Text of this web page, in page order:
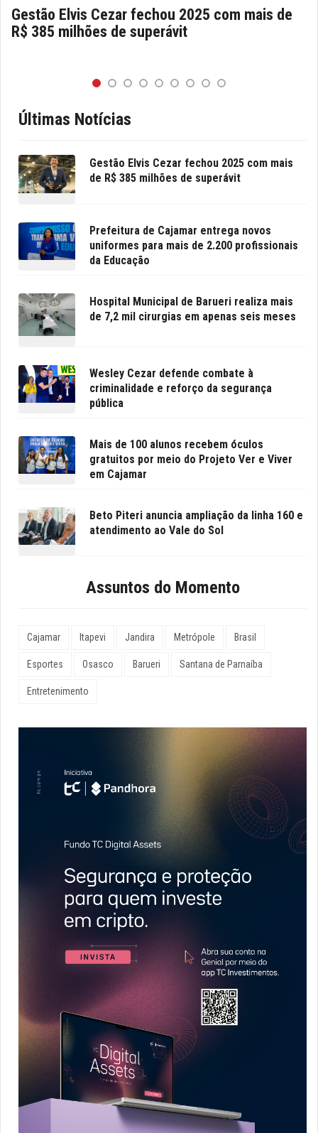
Gestão Elvis Cezar fechou 2025 com mais de
R$ 385 milhões de superávit
Últimas Notícias
Gestão Elvis Cezar fechou 2025 com mais
de R$ 385 milhões de superávit
Prefeitura de Cajamar entrega novos
uniformes para mais de 2.200 profissionais
da Educação
Hospital Municipal de Barueri realiza mais
de 7,2 mil cirurgias em apenas seis meses
Wesley Cezar defende combate à
criminalidade e reforço da segurança
pública
Mais de 100 alunos recebem óculos
gratuitos por meio do Projeto Ver e Viver
em Cajamar
Beto Piteri anuncia ampliação da linha 160 e
atendimento ao Vale do Sol
Assuntos do Momento
Cajamar Itapevi Jandira Metrópole Brasil
Esportes Osasco Barueri Santana de Parnaíba
Entretenimento